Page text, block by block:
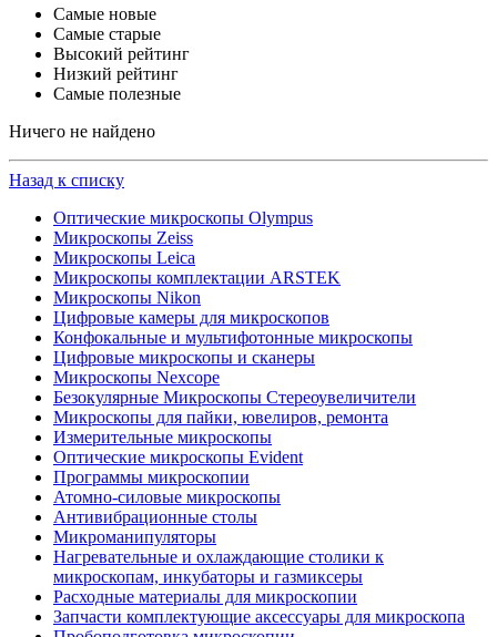
Самые новые
Самые старые
Высокий рейтинг
Низкий рейтинг
Самые полезные
Ничего не найдено
Назад к списку
Оптические микроскопы Olympus
Микроскопы Zeiss
Микроскопы Leica
Микроскопы комплектации ARSTEK
Микроскопы Nikon
Цифровые камеры для микроскопов
Конфокальные и мультифотонные микроскопы
Цифровые микроскопы и сканеры
Микроскопы Nexcope
Безокулярные Микроскопы Стереоувеличители
Микроскопы для пайки, ювелиров, ремонта
Измерительные микроскопы
Оптические микроскопы Evident
Программы микроскопии
Атомно-силовые микроскопы
Антивибрационные столы
Микроманипуляторы
Нагревательные и охлаждающие столики к
микроскопам, инкубаторы и газмиксеры
Расходные материалы для микроскопии
Запчасти комплектующие аксессуары для микроскопа